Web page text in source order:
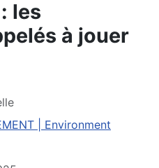
les
à jouer
| Environment